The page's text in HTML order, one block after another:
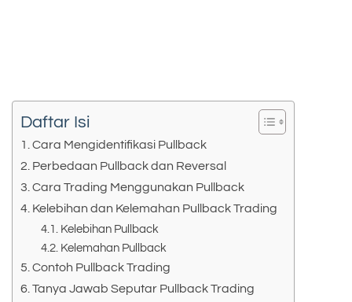
Daftar Isi
Cara Mengidentifikasi Pullback
Perbedaan Pullback dan Reversal
Cara Trading Menggunakan Pullback
Kelebihan dan Kelemahan Pullback Trading
Kelebihan Pullback
Kelemahan Pullback
Contoh Pullback Trading
Tanya Jawab Seputar Pullback Trading